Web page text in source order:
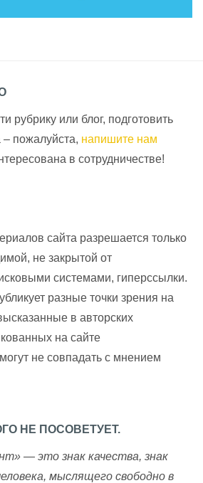
рубрику или блог, подготовить
пожалуйста, напишите нам
в сотрудничестве!
сайта разрешается только
не закрытой от
системами, гиперссылки.
разные точки зрения на
в авторских
на сайте
не совпадать с мнением
НЕ ПОСОВЕТУЕТ.
— это знак качества, знак
мыслящего свободно в